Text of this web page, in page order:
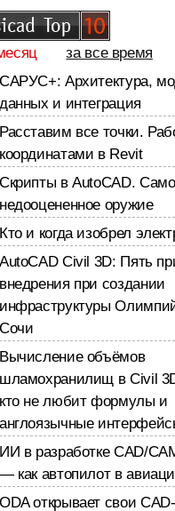
за все время
САРУС+: Архитектура,
данных и интеграция
Расставим все точки.
координатами в Revit
Скрипты в AutoCAD.
недооцененное оружие
Кто и когда изобрел
AutoCAD Civil 3D: Пять
внедрения при создании
инфраструктуры
Сочи
Вычисление объёмов
шламохранилищ в Civil
кто не любит формулы и
англоязычные
ИИ в разработке CAD/
— как автопилот в
ODA открывает свои